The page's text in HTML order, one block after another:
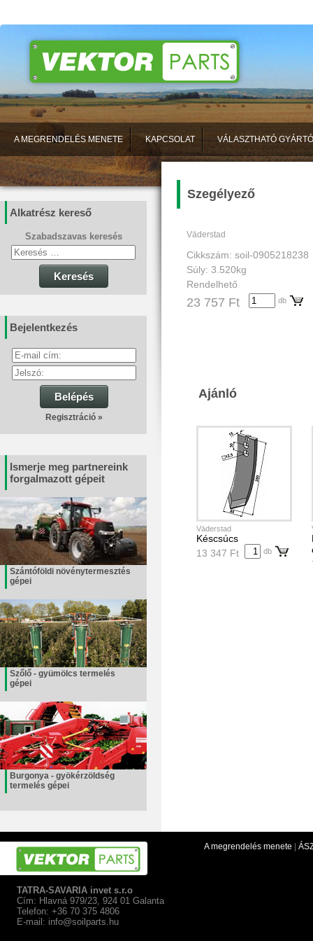
A MEGRENDELÉS MENETE KAPCSOLAT VÁLASZTHATÓ
Alkatrész kereső
Szabadszavas keresés
Keresés
Bejelentkezés
Belépés
Regisztráció »
Ismerje meg partnereink
forgalmazott gépeit
Szántóföldi növénytermesztés
gépei
Szőlő - gyümölcs termelés
gépei
Burgonya - gyökérzöldség
termelés gépei
Szegélyező
Väderstad
Cikkszám: soil-0905218238
Súly: 3.520kg
Rendelhető
23 757 Ft db
Ajánló
Väderstad
Késcsúcs
13 347 Ft
db
TATRA-SAVARIA invet s.r.o
Cím: Hlavná 979/23, 924 01 Galanta
Telefon: +36 70 375 4806
E-mail: info@soilparts.hu
A megrendelés menete